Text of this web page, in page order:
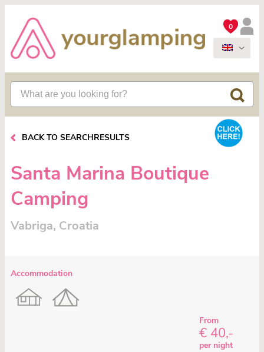
0
BACK TO SEARCHRESULTS
Santa Marina Boutique
Camping
Vabriga, Croatia
Accommodation
From
€ 40,-
per night